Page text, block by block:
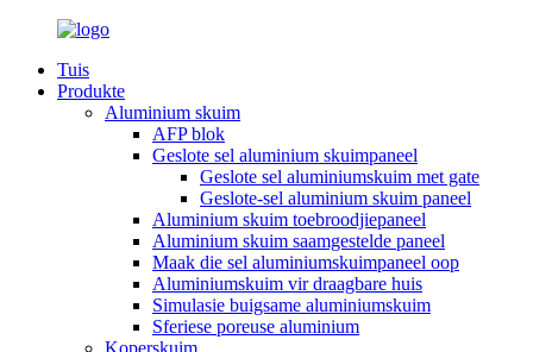
Tuis
Produkte
Aluminium skuim
AFP blok
Geslote sel aluminium skuimpaneel
Geslote sel aluminiumskuim met gate
Geslote-sel aluminium skuim paneel
Aluminium skuim toebroodjiepaneel
Aluminium skuim saamgestelde paneel
Maak die sel aluminiumskuimpaneel oop
Aluminiumskuim vir draagbare huis
Simulasie buigsame aluminiumskuim
Sferiese poreuse aluminium
Koperskuim